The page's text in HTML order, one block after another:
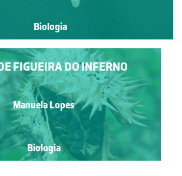
Biologia
FIGUEIRA DO INFERNO
Manuela Lopes
Biologia